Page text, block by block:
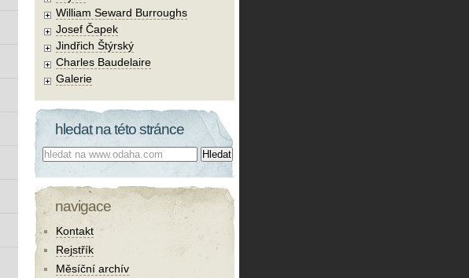
William Seward Burroughs
Josef Čapek
Jindřich Štýrský
Charles Baudelaire
Galerie
hledat na této stránce
Co hledat:
navigace
Kontakt
Rejstřík
Měsíční archív